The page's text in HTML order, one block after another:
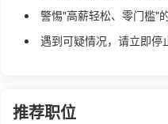
警惕"高薪轻松、零门槛"
遇到可疑情况，请立即停
推荐职位